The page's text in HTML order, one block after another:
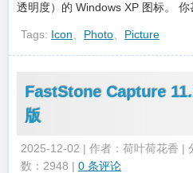
透明度）的 Windows XP 图标。 你
Tags: Icon Photo Picture
FastStone Capture
版
2025-12-02 | 作者：荷叶荷花香 |
数：2948 | 0 条评论